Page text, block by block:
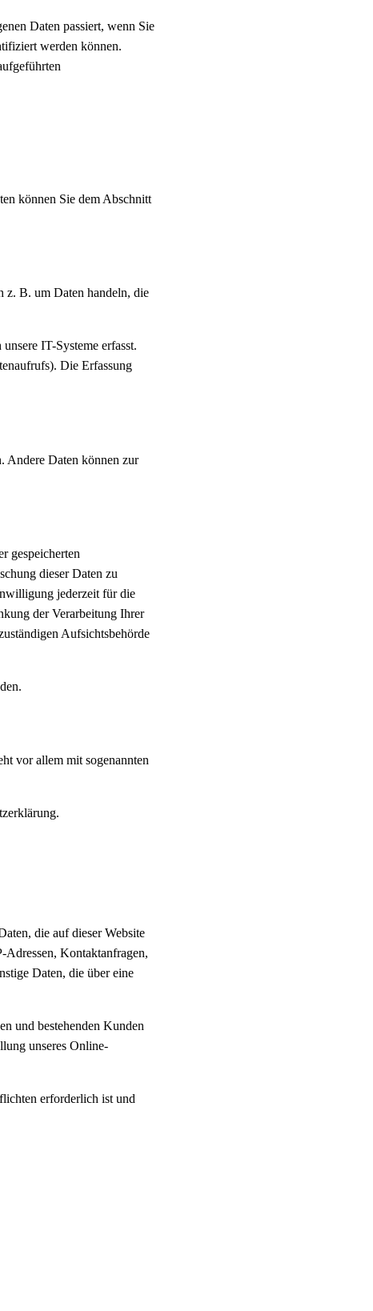
Daten passiert, wenn Sie
werden können.
können Sie dem Abschnitt
z. B. um Daten handeln, die
IT-Systeme erfasst.
Die Erfassung
Andere Daten können zur
gespeicherten
dieser Daten zu
jederzeit für die
der Verarbeitung Ihrer
Aufsichtsbehörde
vor allem mit sogenannten
die auf dieser Website
Adressen, Kontaktanfragen,
Daten, die über eine
und bestehenden Kunden
unseres Online-
erforderlich ist und